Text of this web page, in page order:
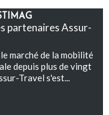
partenaires Assur-
marché de la mobilité
depuis plus de vingt
Travel s'est...